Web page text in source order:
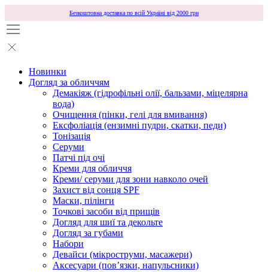
Безкоштовна доставка по всій Україні від 2000 грн
Новинки
Догляд за обличчям
Демакіяж (гідрофільні олії, бальзами, міцелярна
вода)
Очищення (пінки, гелі для вмивання)
Ексфоліація (ензимні пудри, скатки, педи)
Тонізація
Серуми
Патчі під очі
Креми для обличчя
Креми/ серуми для зони навколо очей
Захист від сонця SPF
Маски, пілінги
Точкові засоби від прищів
Догляд для шиї та декольте
Догляд за губами
Набори
Девайси (мікроструми, масажери)
Аксесуари (повʼязки, напульсники)